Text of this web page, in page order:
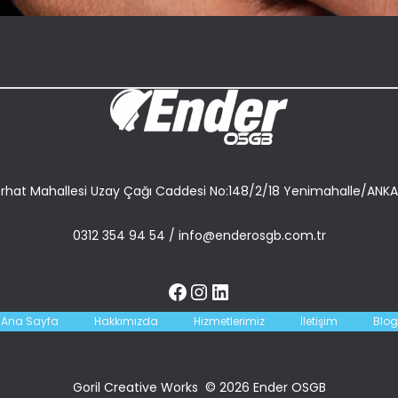
Mahallesi Uzay Çağı Caddesi No:148/2/18 Yenimahalle/
0312 354 94 54 / info@enderosgb.com.tr
Ana Sayfa Hakkımızda Hizmetlerimiz İletişim Blog
Goril Creative Works © 2026 Ender OSGB